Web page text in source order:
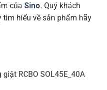
của Sino. Quý khách
tìm hiểu về sản phẩm hãy
RCBO SOL45E_40A